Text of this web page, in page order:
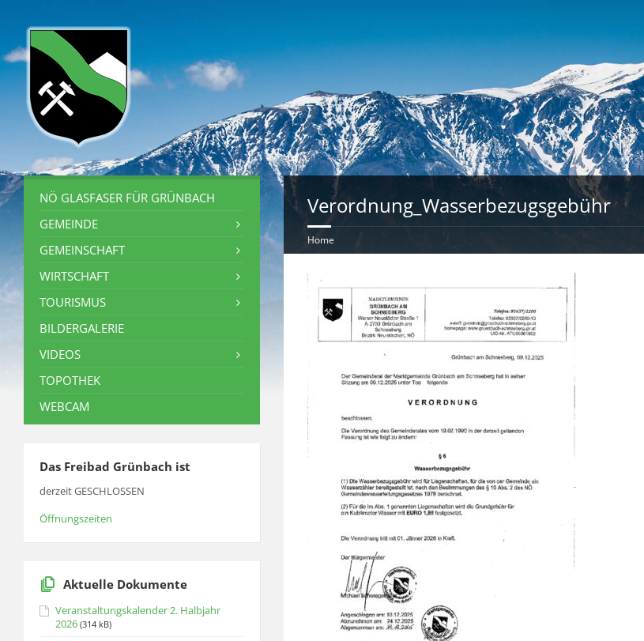
Verordnung_Wasserbezugsgebühr
Home
NÖ GLASFASER FÜR GRÜNBACH
GEMEINDE
GEMEINSCHAFT
WIRTSCHAFT
TOURISMUS
BILDERGALERIE
VIDEOS
TOPOTHEK
WEBCAM
Das Freibad Grünbach ist
derzeit GESCHLOSSEN
Öffnungszeiten
Aktuelle Dokumente
Veranstaltungskalender 2. Halbjahr
2026 (314 kB)